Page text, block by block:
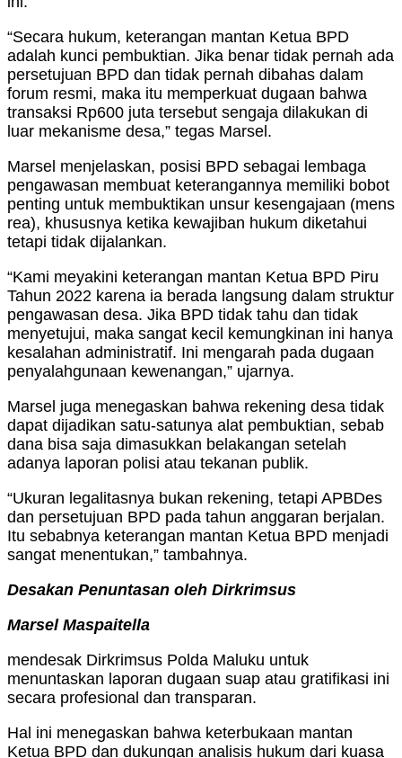
“Secara hukum, keterangan mantan Ketua BPD
adalah kunci pembuktian. Jika benar tidak pernah ada
persetujuan BPD dan tidak pernah dibahas dalam
forum resmi, maka itu memperkuat dugaan bahwa
transaksi Rp600 juta tersebut sengaja dilakukan di
luar mekanisme desa,” tegas Marsel.
Marsel menjelaskan, posisi BPD sebagai lembaga
pengawasan membuat keterangannya memiliki bobot
penting untuk membuktikan unsur kesengajaan (mens
rea), khususnya ketika kewajiban hukum diketahui
tetapi tidak dijalankan.
“Kami meyakini keterangan mantan Ketua BPD Piru
Tahun 2022 karena ia berada langsung dalam struktur
pengawasan desa. Jika BPD tidak tahu dan tidak
menyetujui, maka sangat kecil kemungkinan ini hanya
kesalahan administratif. Ini mengarah pada dugaan
penyalahgunaan kewenangan,” ujarnya.
Marsel juga menegaskan bahwa rekening desa tidak
dapat dijadikan satu-satunya alat pembuktian, sebab
dana bisa saja dimasukkan belakangan setelah
adanya laporan polisi atau tekanan publik.
“Ukuran legalitasnya bukan rekening, tetapi APBDes
dan persetujuan BPD pada tahun anggaran berjalan.
Itu sebabnya keterangan mantan Ketua BPD menjadi
sangat menentukan,” tambahnya.
Desakan Penuntasan oleh Dirkrimsus
Marsel Maspaitella
mendesak Dirkrimsus Polda Maluku untuk
menuntaskan laporan dugaan suap atau gratifikasi ini
secara profesional dan transparan.
Hal ini menegaskan bahwa keterbukaan mantan
Ketua BPD dan dukungan analisis hukum dari kuasa